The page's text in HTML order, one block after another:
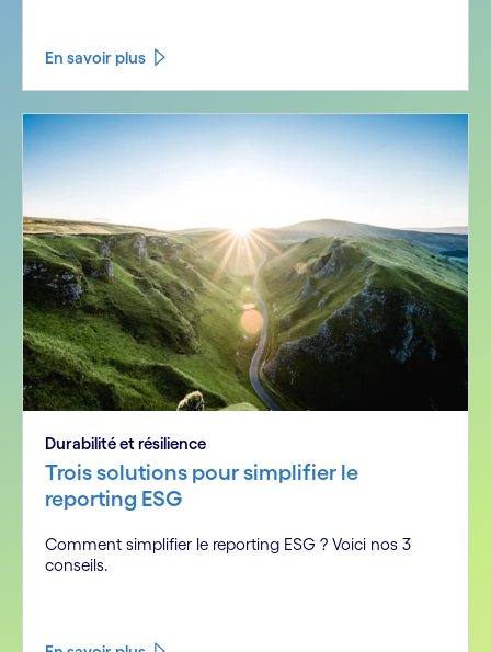
En savoir plus
Durabilité et résilience
Trois solutions pour simplifier le
reporting ESG
Comment simplifier le reporting ESG ? Voici nos 3
conseils.